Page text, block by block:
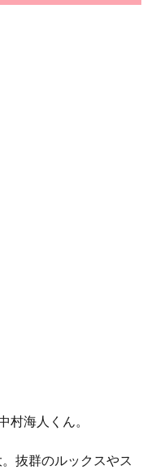
村海人くん。
抜群のルックスやス